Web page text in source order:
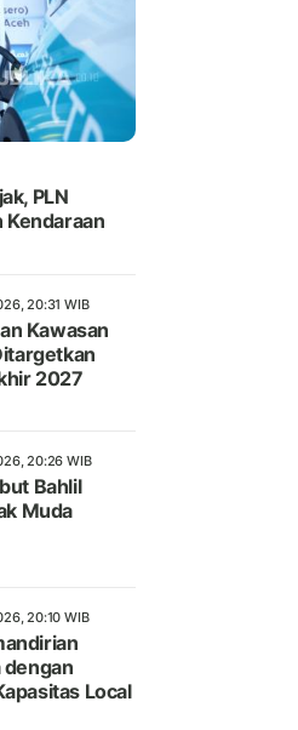
PLN
20:31 WIB
Kawasan
2027
20:26 WIB
Bahlil
Muda
20:10 WIB
dengan
Local